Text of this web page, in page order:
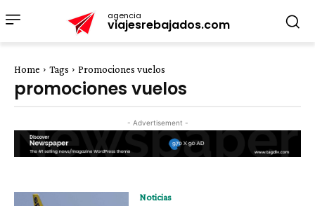
agencia
viajesrebajados.com
Home Tags Promociones vuelos
promociones vuelos
- Advertisement -
Noticias